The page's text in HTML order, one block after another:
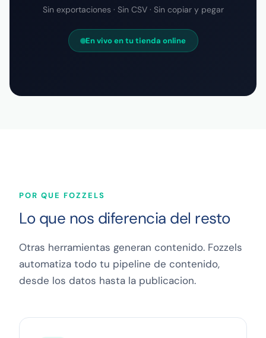
Sin exportaciones · Sin CSV · Sin copiar y pegar
En vivo en tu tienda online
POR QUE FOZZELS
Lo que nos diferencia del resto
Otras herramientas generan contenido. Fozzels
automatiza todo tu pipeline de contenido,
desde los datos hasta la publicacion.